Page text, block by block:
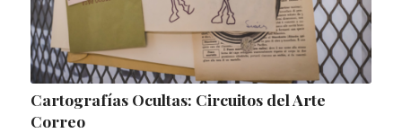
Cartografías Ocultas: Circuitos del Arte
Correo